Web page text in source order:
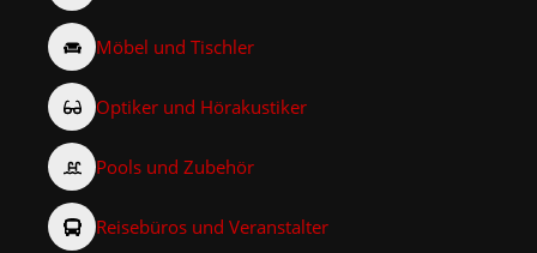
Möbel und Tischler
Optiker und Hörakustiker
Pools und Zubehör
Reisebüros und Veranstalter